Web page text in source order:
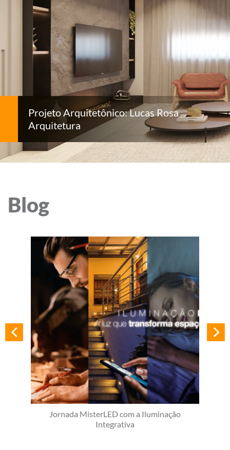
Projeto Arquitetônico: Lucas Rosa
Arquitetura
Blog
Jornada MisterLED com a Iluminação
Integrativa